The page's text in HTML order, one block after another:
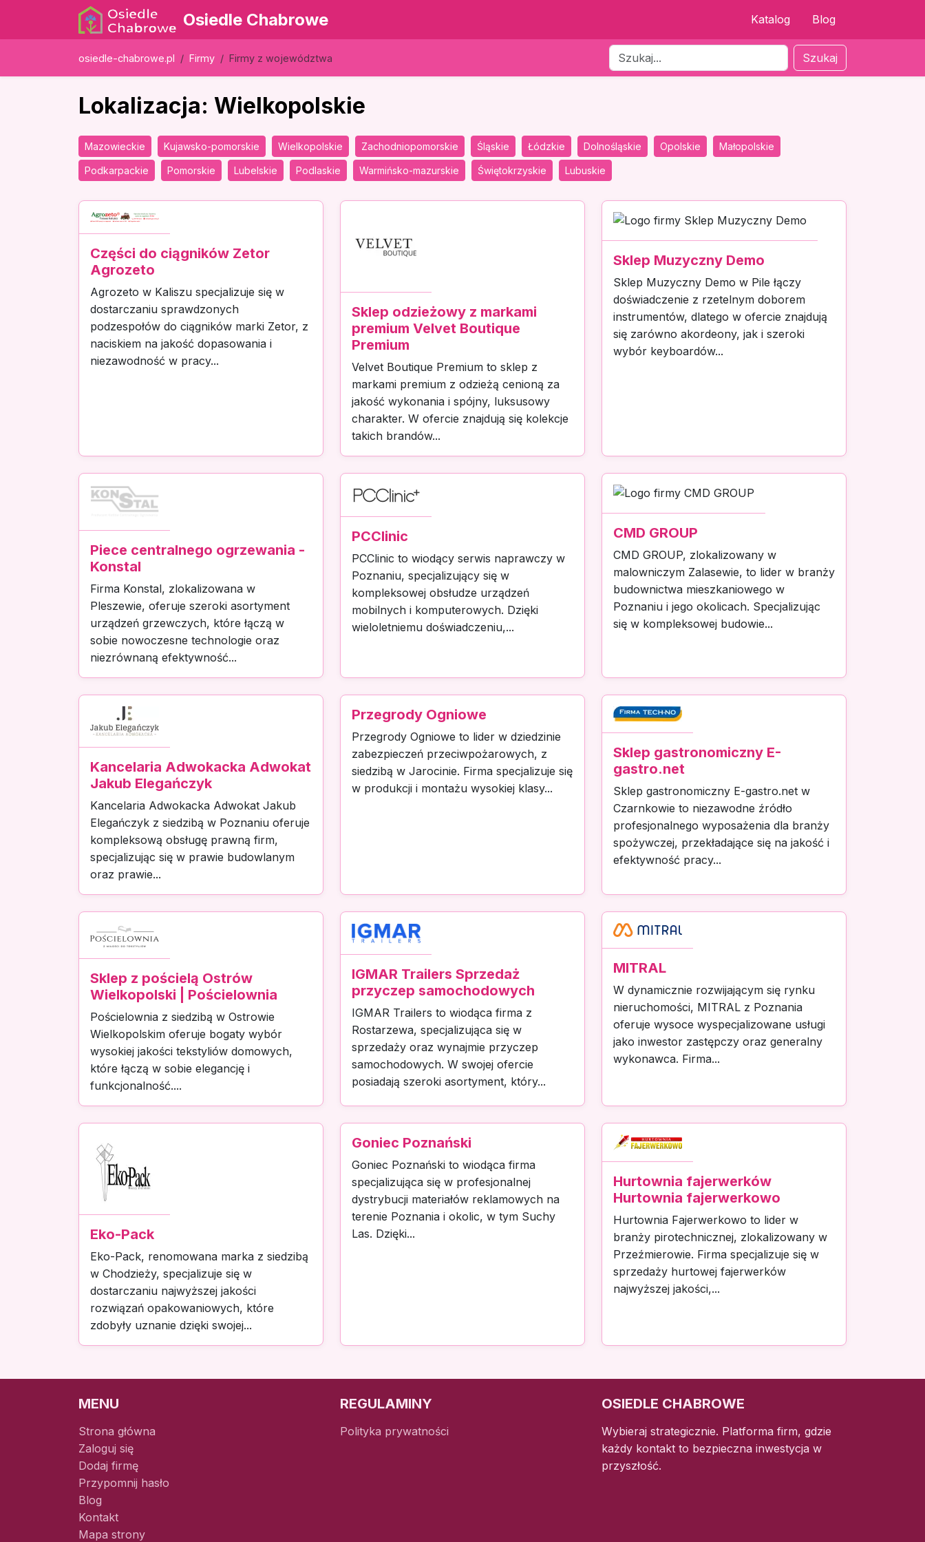
Osiedle Chabrowe Katalog Blog
osiedle-chabrowe.pl Firmy Firmy z województwa Szukaj
Lokalizacja: Wielkopolskie
Mazowieckie Kujawsko-pomorskie Wielkopolskie Zachodniopomorskie Śląskie Łódzkie Dolnośląskie Opolskie Małopolskie
Podkarpackie Pomorskie Lubelskie Podlaskie Warmińsko-mazurskie Świętokrzyskie Lubuskie
Części do ciągników Zetor
Agrozeto
Agrozeto w Kaliszu specjalizuje się w
dostarczaniu sprawdzonych
podzespołów do ciągników marki Zetor, z
naciskiem na jakość dopasowania i
niezawodność w pracy...
Sklep odzieżowy z markami
premium Velvet Boutique
Premium
Velvet Boutique Premium to sklep z
markami premium z odzieżą cenioną za
jakość wykonania i spójny, luksusowy
charakter. W ofercie znajdują się kolekcje
takich brandów...
Sklep Muzyczny Demo
Sklep Muzyczny Demo w Pile łączy
doświadczenie z rzetelnym doborem
instrumentów, dlatego w ofercie znajdują
się zarówno akordeony, jak i szeroki
wybór keyboardów...
Piece centralnego ogrzewania -
Konstal
Firma Konstal, zlokalizowana w
Pleszewie, oferuje szeroki asortyment
urządzeń grzewczych, które łączą w
sobie nowoczesne technologie oraz
niezrównaną efektywność...
PCClinic
PCClinic to wiodący serwis naprawczy w
Poznaniu, specjalizujący się w
kompleksowej obsłudze urządzeń
mobilnych i komputerowych. Dzięki
wieloletniemu doświadczeniu,...
CMD GROUP
CMD GROUP, zlokalizowany w
malowniczym Zalasewie, to lider w branży
budownictwa mieszkaniowego w
Poznaniu i jego okolicach. Specjalizując
się w kompleksowej budowie...
Kancelaria Adwokacka Adwokat
Jakub Elegańczyk
Kancelaria Adwokacka Adwokat Jakub
Elegańczyk z siedzibą w Poznaniu oferuje
kompleksową obsługę prawną firm,
specjalizując się w prawie budowlanym
oraz prawie...
Przegrody Ogniowe
Przegrody Ogniowe to lider w dziedzinie
zabezpieczeń przeciwpożarowych, z
siedzibą w Jarocinie. Firma specjalizuje się
w produkcji i montażu wysokiej klasy...
Sklep gastronomiczny E-
gastro.net
Sklep gastronomiczny E-gastro.net w
Czarnkowie to niezawodne źródło
profesjonalnego wyposażenia dla branży
spożywczej, przekładające się na jakość i
efektywność pracy...
Sklep z pościelą Ostrów
Wielkopolski | Pościelownia
Pościelownia z siedzibą w Ostrowie
Wielkopolskim oferuje bogaty wybór
wysokiej jakości tekstyliów domowych,
które łączą w sobie elegancję i
funkcjonalność....
IGMAR Trailers Sprzedaż
przyczep samochodowych
IGMAR Trailers to wiodąca firma z
Rostarzewa, specjalizująca się w
sprzedaży oraz wynajmie przyczep
samochodowych. W swojej ofercie
posiadają szeroki asortyment, który...
MITRAL
W dynamicznie rozwijającym się rynku
nieruchomości, MITRAL z Poznania
oferuje wysoce wyspecjalizowane usługi
jako inwestor zastępczy oraz generalny
wykonawca. Firma...
Eko-Pack
Eko-Pack, renomowana marka z siedzibą
w Chodzieży, specjalizuje się w
dostarczaniu najwyższej jakości
rozwiązań opakowaniowych, które
zdobyły uznanie dzięki swojej...
Goniec Poznański
Goniec Poznański to wiodąca firma
specjalizująca się w profesjonalnej
dystrybucji materiałów reklamowych na
terenie Poznania i okolic, w tym Suchy
Las. Dzięki...
Hurtownia fajerwerków
Hurtownia fajerwerkowo
Hurtownia Fajerwerkowo to lider w
branży pirotechnicznej, zlokalizowany w
Przeźmierowie. Firma specjalizuje się w
sprzedaży hurtowej fajerwerków
najwyższej jakości,...
MENU
Strona główna
Zaloguj się
Dodaj firmę
Przypomnij hasło
Blog
Kontakt
Mapa strony
REGULAMINY
Polityka prywatności
OSIEDLE CHABROWE
Wybieraj strategicznie. Platforma firm, gdzie
każdy kontakt to bezpieczna inwestycja w
przyszłość.